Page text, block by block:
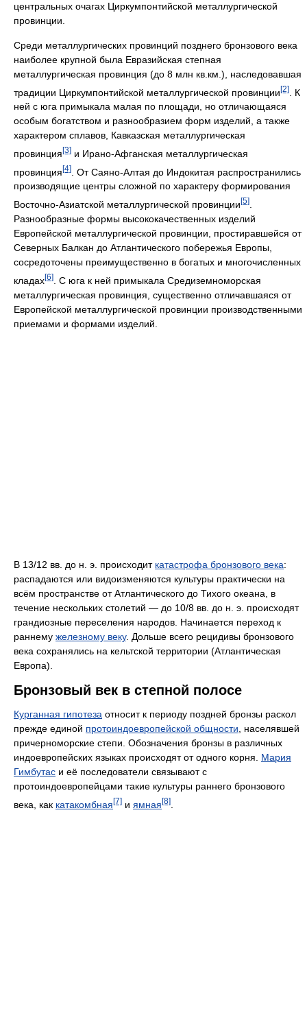
центральных очагах Циркумпонтийской металлургической
провинции.
Среди металлургических провинций позднего бронзового века
наиболее крупной была Евразийская степная
металлургическая провинция (до 8 млн кв.км.), наследовавшая
традиции Циркумпонтийской металлургической провинции[2]
. К
ней с юга примыкала малая по площади, но отличающаяся
особым богатством и разнообразием форм изделий, а также
характером сплавов, Кавказская металлургическая
провинция [3] и Ирано-Афганская металлургическая
провинция[4]
. От Саяно-Алтая до Индокитая распространились
производящие центры сложной по характеру формирования
Восточно-Азиатской металлургической провинции [5]
Разнообразные формы высококачественных изделий
Европейской металлургической провинции, простиравшейся от
Северных Балкан до Атлантического побережья Европы,
сосредоточены преимущественно в богатых и многочисленных
кладах[6]
. С юга к ней примыкала Средиземноморская
металлургическая провинция, существенно отличавшаяся от
Европейской металлургической провинции производственными
приемами и формами изделий.
В 13/12 вв. до н. э. происходит катастрофа бронзового века:
распадаются или видоизменяются культуры практически на
всём пространстве от Атлантического до Тихого океана, в
течение нескольких столетий — до 10/8 вв. до н. э. происходят
грандиозные переселения народов. Начинается переход к
раннему железному веку. Дольше всего рецидивы бронзового
века сохранялись на кельтской территории (Атлантическая
Европа).
Бронзовый век в степной полосе
Курганная гипотеза относит к периоду поздней бронзы раскол
прежде единой протоиндоевропейской общности , населявшей
причерноморские степи. Обозначения бронзы в различных
индоевропейских языках происходят от одного корня. Мария
Гимбутас и её последователи связывают с
протоиндоевропейцами такие культуры раннего бронзового
века, как катакомбная[7] и ямная[8]